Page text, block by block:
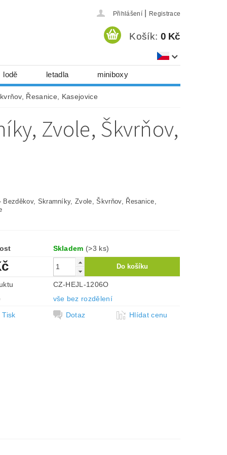
Přihlášení Registrace
Košík: 0 Kč
lodě letadla miniboxy
házedla, foukadla
série Kontakty
Řesanice, Kasejovice
Zvole, Škvrňov,
Bezděkov, Skramníky, Zvole, Škvrňov, Řesanice,
Skladem (>3 ks)
CZ-HEJL-1206O
vše bez rozdělení
Tisk
Dotaz Hlídat cenu